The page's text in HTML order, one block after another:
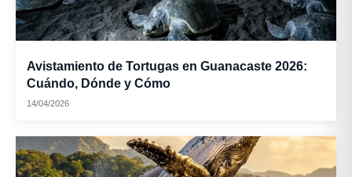
Avistamiento de Tortugas en Guanacaste 2026:
Cuándo, Dónde y Cómo
14/04/2026